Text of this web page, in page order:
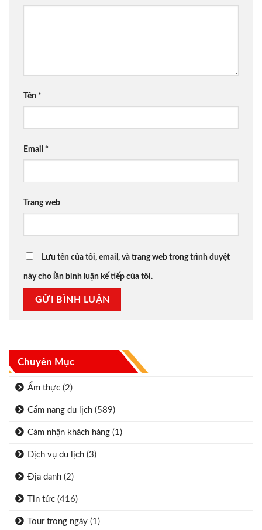
Chuyên Mục
Ẩm thực (2)
Cẩm nang du lịch (589)
Cảm nhận khách hàng (1)
Dịch vụ du lịch (3)
Địa danh (2)
Tin tức (416)
Tour trong ngày (1)
Tên *
Email *
Trang web
Lưu tên của tôi, email, và trang web trong trình duyệt
này cho lần bình luận kế tiếp của tôi.